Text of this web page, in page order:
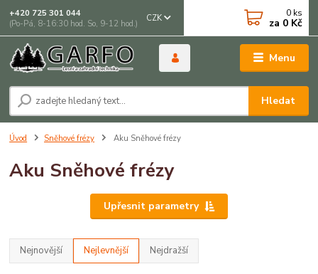
Menu
CZK
Hledat
+420 725 301 044
(Po-Pá, 8-16:30 hod. So, 9-12 hod.)
0 ks
za 0 Kč
Úvod Sněhové frézy Aku Sněhové frézy
Aku Sněhové frézy
Upřesnit parametry
Nejnovější Nejlevnější Nejdražší